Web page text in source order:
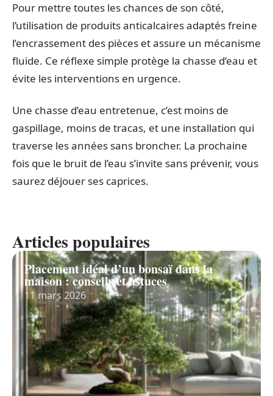
Pour mettre toutes les chances de son côté,
l’utilisation de produits anticalcaires adaptés freine
l’encrassement des pièces et assure un mécanisme
fluide. Ce réflexe simple protège la chasse d’eau et
évite les interventions en urgence.
Une chasse d’eau entretenue, c’est moins de
gaspillage, moins de tracas, et une installation qui
traverse les années sans broncher. La prochaine
fois que le bruit de l’eau s’invite sans prévenir, vous
saurez déjouer ses caprices.
Articles populaires
Placement idéal d’un bonsaï dans la
maison : conseils et astuces
11 mars 2026